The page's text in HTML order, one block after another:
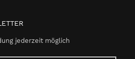
jederzeit möglich